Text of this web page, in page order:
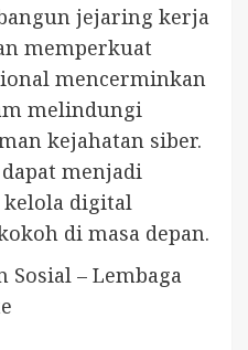
jejaring kerja
memperkuat
mencerminkan
melindungi
kejahatan siber.
menjadi
digital
di masa depan.
Sosial – Lembaga